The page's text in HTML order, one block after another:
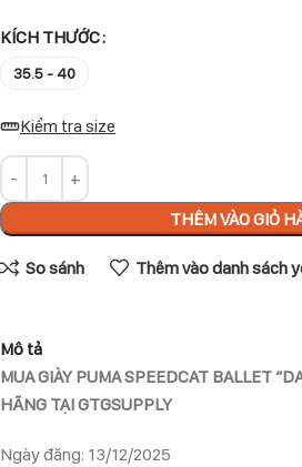
KÍCH THƯỚC
35.5 - 40
Kiểm tra size
THÊM VÀO GIỎ
So sánh Thêm vào danh sách
Mô tả
MUA GIÀY PUMA SPEEDCAT BALLET
HÃNG TẠI GTGSUPPLY
Ngày đăng: 13/12/2025